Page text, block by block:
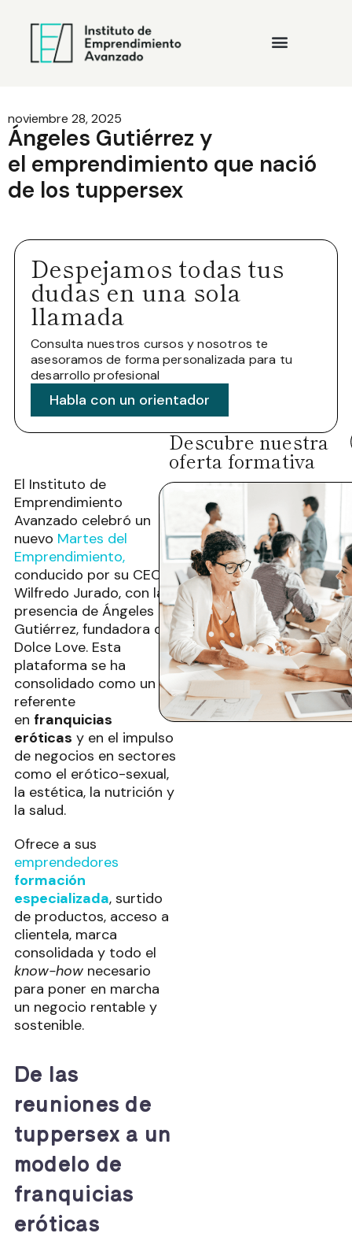
noviembre 28, 2025
Ángeles Gutiérrez y
el emprendimiento que nació
de los tuppersex
Despejamos todas tus
dudas en una sola
llamada
Consulta nuestros cursos y nosotros te
asesoramos de forma personalizada para tu
desarrollo profesional
Habla con un orientador
El Instituto de
Emprendimiento
Avanzado celebró un
nuevo Martes del
Emprendimiento,
conducido por su CEO
Wilfredo Jurado, con la
presencia de Ángeles
Gutiérrez, fundadora de
Dolce Love. Esta
plataforma se ha
consolidado como un
referente
en franquicias
eróticas y en el impulso
de negocios en sectores
como el erótico-sexual,
la estética, la nutrición y
la salud.
Ofrece a sus
emprendedores
formación
especializada, surtido
de productos, acceso a
clientela, marca
consolidada y todo el
know-hownecesario
para poner en marcha
un negocio rentable y
sostenible.
De las
reuniones de
tuppersex a un
modelo de
franquicias
eróticas
Descubre nuestra
oferta formativa